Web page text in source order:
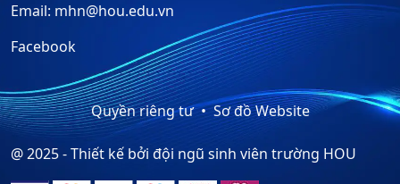
Email: mhn@hou.edu.vn
Facebook
Quyền riêng tư Sơ đồ Website
@ 2025 - Thiết kế bởi đội ngũ sinh viên trường HOU